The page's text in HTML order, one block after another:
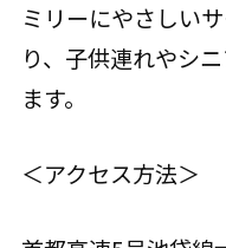
ミリーにやさしい
り、子供連れやシ
ます。
＜アクセス方法＞